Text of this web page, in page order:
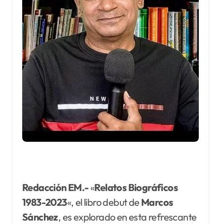
Redacción EM.-«Relatos Biográficos
1983-2023«, el libro debut de Marcos
Sánchez, es explorado en esta refrescante